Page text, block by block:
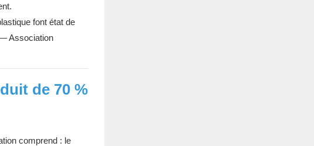
font état de
Association
de 70 %
comprend : le